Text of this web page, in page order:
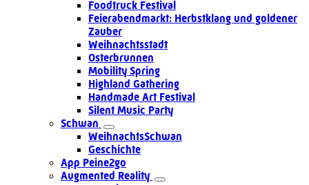
Foodtruck Festival
Feierabendmarkt: Herbstklang und goldener
Zauber
Weihnachtsstadt
Osterbrunnen
Mobility Spring
Highland Gathering
Handmade Art Festival
Silent Music Party
Schwan
WeihnachtsSchwan
Geschichte
App Peine2go
Augmented Reality